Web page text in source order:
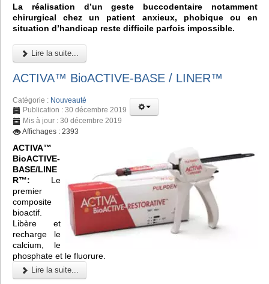
La réalisation d’un geste buccodentaire notamment
chirurgical chez un patient anxieux, phobique ou en
situation d’handicap reste difficile parfois impossible.
Lire la suite...
ACTIVA™ BioACTIVE-BASE / LINER™
Catégorie : Nouveauté
Publication : 30 décembre 2019
Mis à jour : 30 décembre 2019
Affichages : 2393
ACTIVA™
BioACTIVE-
BASE/LINE
R™: Le
premier
composite
bioactif.
Libère et
recharge le
calcium, le
phosphate et le fluorure.
Lire la suite...